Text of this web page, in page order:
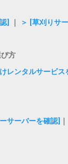
] ＞ [草刈りサ
方
レンタルサービス
サーバーを確認]